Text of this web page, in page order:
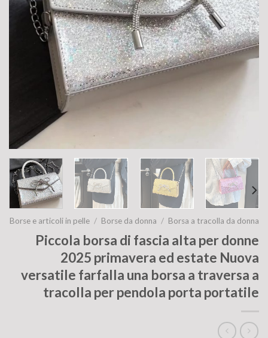
Borse e articoli in pelle / Borse da donna / Borsa a tracolla da donna
Piccola borsa di fascia alta per donne
2025 primavera ed estate Nuova
versatile farfalla una borsa a traversa a
tracolla per pendola porta portatile